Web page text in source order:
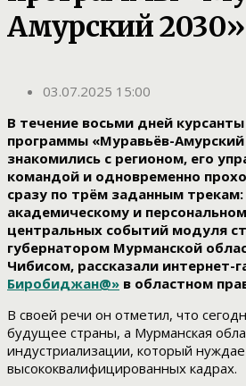
Амурский 2030»
03.07.2025 15:00
В течение восьми дней
программы «Муравьёв-Амурский
знакомились с регионом, его
командой и одновременно
сразу по трём заданным
академическому и
центральных событий модуля
губернатором Мурманской
Чибисом, рассказали интернет-
Биробиджан@» в областном
В своей речи он отметил, что
будущее страны, а Мурманская
индустриализации, который
высококвалифицированных кадрах.